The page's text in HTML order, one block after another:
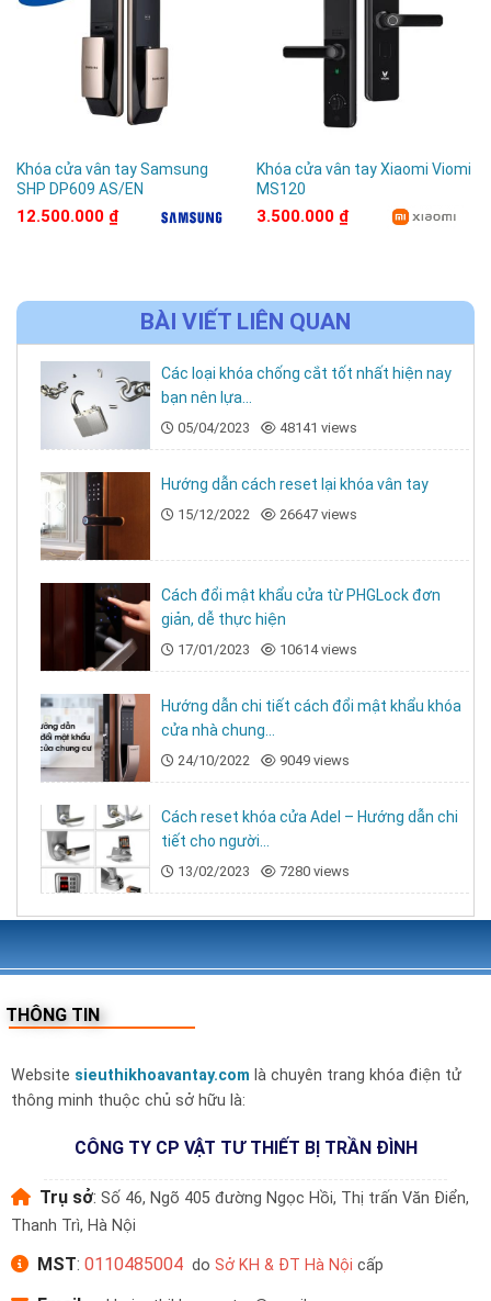
Bảo hành 24 tháng chính hãng
3. Gợi ý lắp đặt
Cửa phòng kỹ thuật, kho riêng biệt
4. Bộ sản phẩm bao gồm:
1 bộ thân khóa trước & sau
2 thẻ từ, 2 chìa cơ
chính hãng
5. Mua khóa Kitos DLS8 CNC chính hãng ở đâu?
hãng các dòngkhóa Kitostại Việt Nam:
✅ Sản phẩm chính hãng – Đầy đủ tem, CO/CQ
✅ Lắp đặt tận nơi tạiHà Nội, TP.HCM, hỗ trợ toàn
Khóa cửa vân tay Samsung
SHP DP609 AS/EN
12.500.000 ₫
Khóa cửa vân tay Xiaomi Viomi
MS120
3.500.000 ₫
BÀI VIẾT LIÊN QUAN
Các loại khóa chống cắt tốt nhất hiện nay
bạn nên lựa...
05/04/2023 48141 views
Hướng dẫn cách reset lại khóa vân tay
15/12/2022 26647 views
Cách đổi mật khẩu cửa từ PHGLock đơn
giản, dễ thực hiện
17/01/2023 10614 views
Hướng dẫn chi tiết cách đổi mật khẩu khóa
cửa nhà chung...
24/10/2022 9049 views
Cách reset khóa cửa Adel – Hướng dẫn chi
tiết cho người...
13/02/2023 7280 views
THÔNG TIN
Website sieuthikhoavantay.com là chuyên trang khóa điện tử
thông minh thuộc chủ sở hữu là:
CÔNG TY CP VẬT TƯ THIẾT BỊ TRẦN ĐÌNH
Trụ sở: Số 46, Ngõ 405 đường Ngọc Hồi, Thị trấn Văn Điển,
Thanh Trì, Hà Nội
MST: 0110485004do Sở KH & ĐT Hà Nội cấp